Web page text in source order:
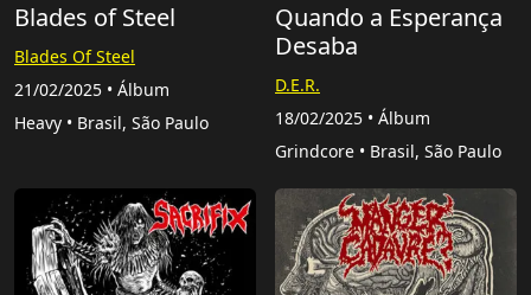
Blades of Steel
Blades Of Steel
21/02/2025 • Álbum
Heavy • Brasil, São Paulo
Quando a Esperança
Desaba
D.E.R.
18/02/2025 • Álbum
Grindcore • Brasil, São Paulo